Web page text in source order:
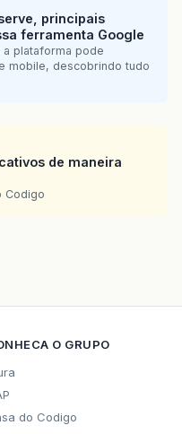
principais
ferramenta Google
plataforma pode
mobile, descobrindo tudo
de maneira
Codigo
O GRUPO
do Codigo